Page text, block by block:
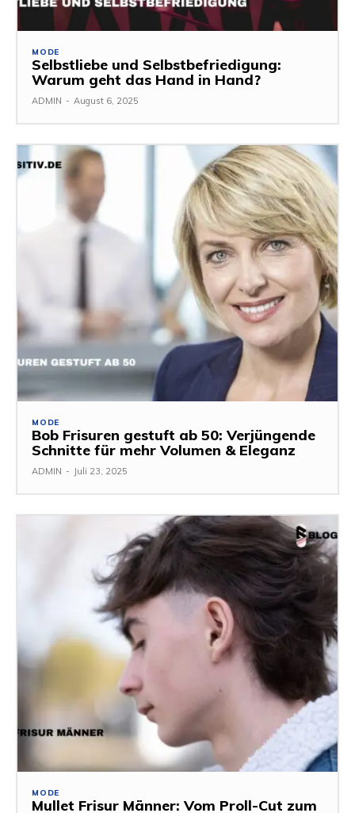
MODE
Selbstliebe und Selbstbefriedigung:
Warum geht das Hand in Hand?
ADMIN - August 6, 2025
MODE
Bob Frisuren gestuft ab 50: Verjüngende
Schnitte für mehr Volumen & Eleganz
ADMIN - Juli 23, 2025
MODE
Mullet Frisur Männer: Vom Proll-Cut zum